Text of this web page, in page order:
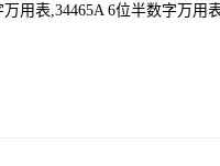
用表,34465A 6位半数字万用